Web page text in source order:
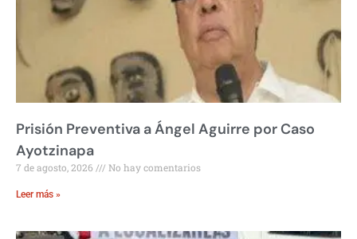
Prisión Preventiva a Ángel Aguirre por Caso
Ayotzinapa
7 de agosto, 2026 No hay comentarios
Leer más »